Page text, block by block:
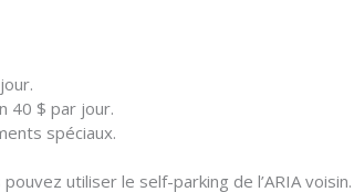
40 $ par jour.
spéciaux.
utiliser le self-parking de l’ARIA